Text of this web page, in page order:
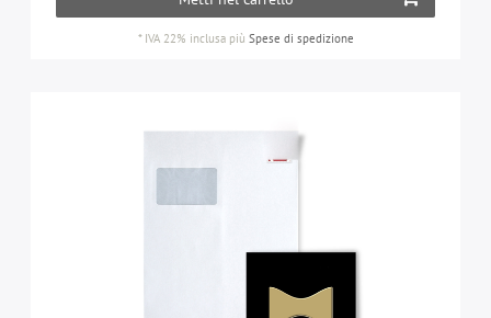
* IVA 22% inclusapiù Spese di spedizione